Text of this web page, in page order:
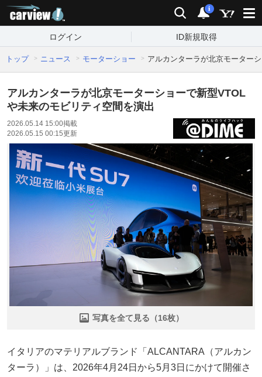
検索 通知
i
ログイン ID新規取得
トップ ニュース モーターショー アルカンターラが北京モーター
アルカンターラが北京モーターショーで新型VTOL
や未来のモビリティ空間を演出
2026.05.14 15:00掲載
2026.05.15 00:15更新
写真を全て見る（16枚）
イタリアのマテリアルブランド「ALCANTARA（アルカン
ターラ）」は、2026年4月24日から5月3日にかけて開催さ